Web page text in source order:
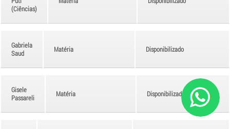
(Ciências)
Gabriela
Saud
Matéria Disponibilizado
Gisele
Passareli
Matéria Disponibilizado